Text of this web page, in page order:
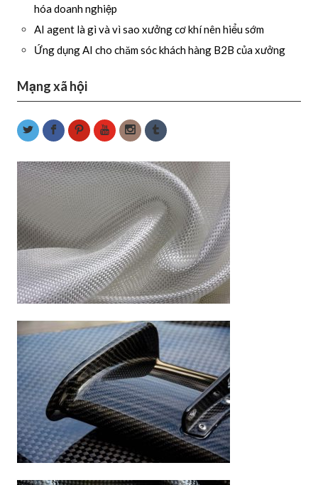
hóa doanh nghiệp
AI agent là gì và vì sao xưởng cơ khí nên hiểu sớm
Ứng dụng AI cho chăm sóc khách hàng B2B của xưởng
Mạng xã hội